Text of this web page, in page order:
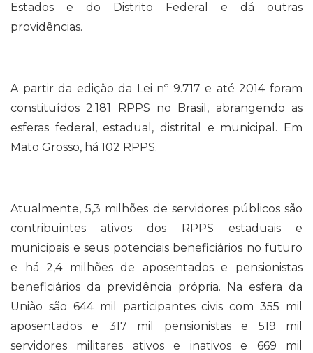
Estados e do Distrito Federal e dá outras
providências.
A partir da edição da Lei nº 9.717 e até 2014 foram
constituídos 2.181 RPPS no Brasil, abrangendo as
esferas federal, estadual, distrital e municipal. Em
Mato Grosso, há 102 RPPS.
Atualmente, 5,3 milhões de servidores públicos são
contribuintes ativos dos RPPS estaduais e
municipais e seus potenciais beneficiários no futuro
e há 2,4 milhões de aposentados e pensionistas
beneficiários da previdência própria. Na esfera da
União são 644 mil participantes civis com 355 mil
aposentados e 317 mil pensionistas e 519 mil
servidores militares ativos e inativos e 669 mil